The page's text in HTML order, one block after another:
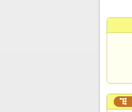
